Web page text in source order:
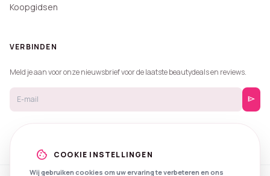
Koopgidsen
VERBINDEN
Meld je aan voor onze nieuwsbrief voor de laatste beautydeals en reviews.
send
cookie COOKIE INSTELLINGEN
Wij gebruiken cookies om uw ervaring te verbeteren en ons